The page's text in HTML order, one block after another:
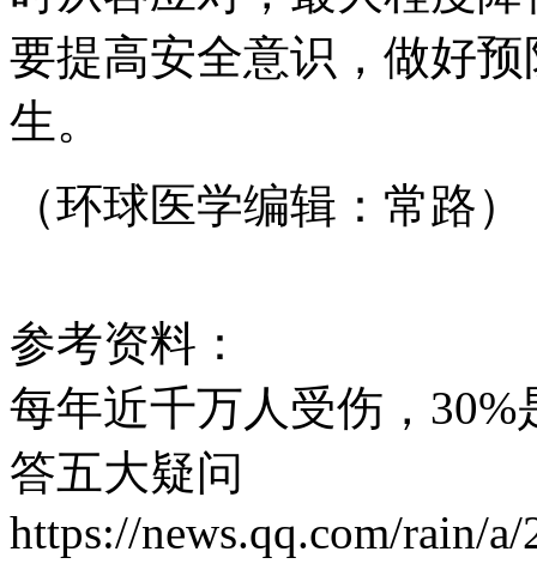
要提高安全意识，做好
生。
（环球医学编辑：常路）
参考资料：
每年近千万人受伤，
答五大疑问
https://news.qq.com/rain/